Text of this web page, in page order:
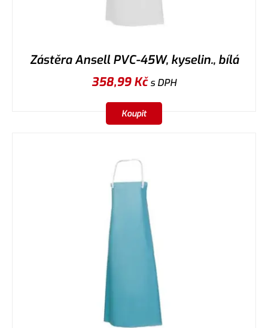
Zástěra Ansell PVC-45W, kyselin., bílá
358,99Kčs DPH
Koupit